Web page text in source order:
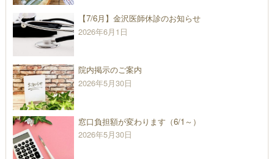
【7/6月】金沢医師休診のお知らせ
2026年6月1日
院内掲示のご案内
2026年5月30日
窓口負担額が変わります（6/1～）
2026年5月30日